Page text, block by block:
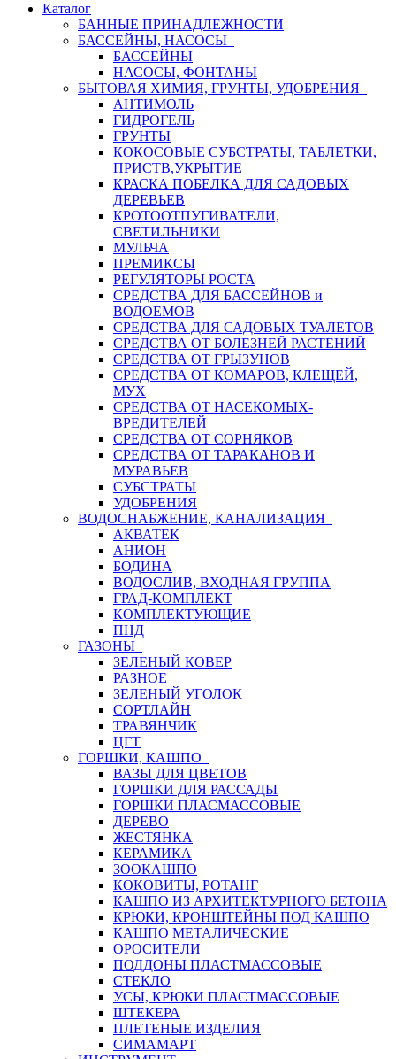
Каталог
БАННЫЕ ПРИНАДЛЕЖНОСТИ
БАССЕЙНЫ, НАСОСЫ
БАССЕЙНЫ
НАСОСЫ, ФОНТАНЫ
БЫТОВАЯ ХИМИЯ, ГРУНТЫ, УДОБРЕНИЯ
АНТИМОЛЬ
ГИДРОГЕЛЬ
ГРУНТЫ
КОКОСОВЫЕ СУБСТРАТЫ, ТАБЛЕТКИ,
ПРИСТВ,УКРЫТИЕ
КРАСКА ПОБЕЛКА ДЛЯ САДОВЫХ
ДЕРЕВЬЕВ
КРОТООТПУГИВАТЕЛИ,
СВЕТИЛЬНИКИ
МУЛЬЧА
ПРЕМИКСЫ
РЕГУЛЯТОРЫ РОСТА
СРЕДСТВА ДЛЯ БАССЕЙНОВ и
ВОДОЕМОВ
СРЕДСТВА ДЛЯ САДОВЫХ ТУАЛЕТОВ
СРЕДСТВА ОТ БОЛЕЗНЕЙ РАСТЕНИЙ
СРЕДСТВА ОТ ГРЫЗУНОВ
СРЕДСТВА ОТ КОМАРОВ, КЛЕЩЕЙ,
МУХ
СРЕДСТВА ОТ НАСЕКОМЫХ-
ВРЕДИТЕЛЕЙ
СРЕДСТВА ОТ СОРНЯКОВ
СРЕДСТВА ОТ ТАРАКАНОВ И
МУРАВЬЕВ
СУБСТРАТЫ
УДОБРЕНИЯ
ВОДОСНАБЖЕНИЕ, КАНАЛИЗАЦИЯ
АКВАТЕК
АНИОН
БОДИНА
ВОДОСЛИВ, ВХОДНАЯ ГРУППА
ГРАД-КОМПЛЕКТ
КОМПЛЕКТУЮЩИЕ
ПНД
ГАЗОНЫ
ЗЕЛЕНЫЙ КОВЕР
РАЗНОЕ
ЗЕЛЕНЫЙ УГОЛОК
СОРТЛАЙН
ТРАВЯНЧИК
ЦГТ
ГОРШКИ, КАШПО
ВАЗЫ ДЛЯ ЦВЕТОВ
ГОРШКИ ДЛЯ РАССАДЫ
ГОРШКИ ПЛАСМАССОВЫЕ
ДЕРЕВО
ЖЕСТЯНКА
КЕРАМИКА
ЗООКАШПО
КОКОВИТЫ, РОТАНГ
КАШПО ИЗ АРХИТЕКТУРНОГО БЕТОНА
КРЮКИ, КРОНШТЕЙНЫ ПОД КАШПО
КАШПО МЕТАЛИЧЕСКИЕ
ОРОСИТЕЛИ
ПОДДОНЫ ПЛАСТМАССОВЫЕ
СТЕКЛО
УСЫ, КРЮКИ ПЛАСТМАССОВЫЕ
ШТЕКЕРА
ПЛЕТЕНЫЕ ИЗДЕЛИЯ
СИМАМАРТ